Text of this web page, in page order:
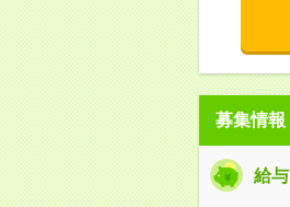
募集情報
給与